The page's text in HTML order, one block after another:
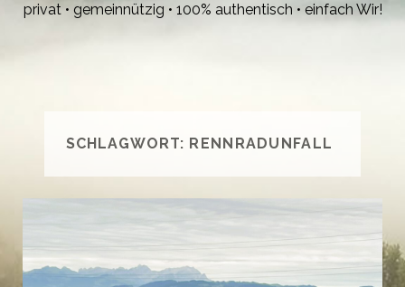
privat • gemeinnützig • 100% authentisch • einfach Wir!
SCHLAGWORT: RENNRADUNFALL